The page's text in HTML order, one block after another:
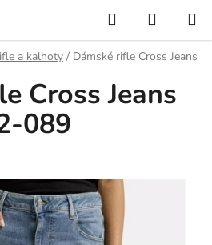
Hledat
KOŠÍK
a kalhoty / Dámské rifle Cross Jeans
Cross Jeans
089